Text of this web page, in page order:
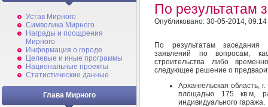
Устав Мирного
Символика Мирного
Награды и поощрения
Мирного
Информация о городе
Целевые и иные программы
Национальные проекты
Статистические данные
Глава Мирного
По результатам
Опубликовано: 30-05-2014, 09:14
По результатам заседания
заявлений по вопросам,
строительства либо
следующее решение о
Архангельская область,
площадью 175 кв.м,
индивидуального гаража.